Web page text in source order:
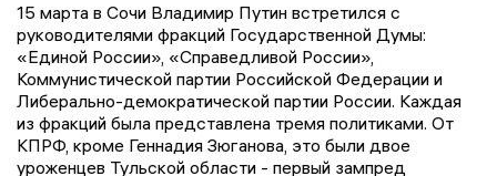
15 марта в Сочи Владимир Путин встретился с
руководителями фракций Государственной Думы:
«Единой России», «Справедливой России»,
Коммунистической партии Российской Федерации и
Либерально-демократической партии России. Каждая
из фракций была представлена тремя политиками. От
КПРФ, кроме Геннадия Зюганова, это были двое
уроженцев Тульской области - первый зампред